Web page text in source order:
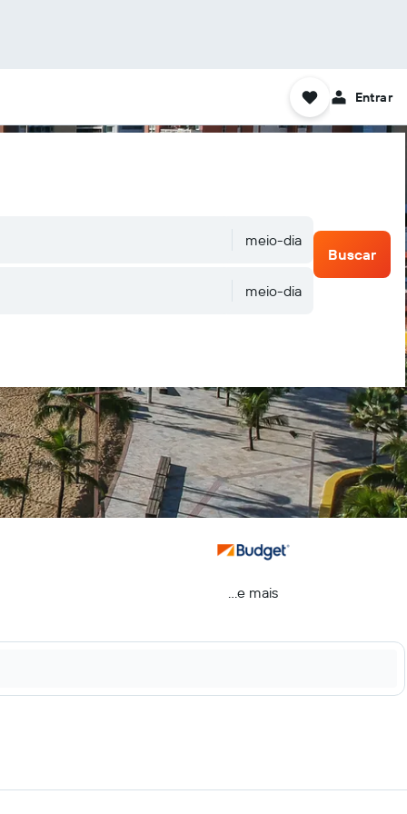
Entrar
meio-dia
meio-dia
Buscar
...e mais